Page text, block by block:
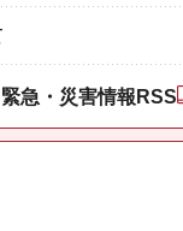
緊急・災害情報RSS